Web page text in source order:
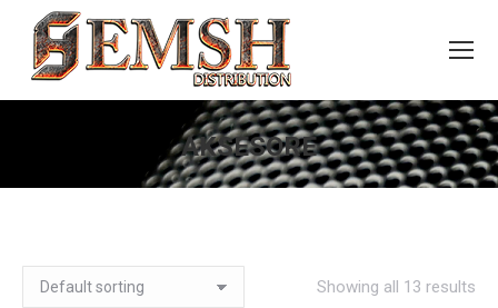
AKSESORE
You are here:
Showing all 13 results